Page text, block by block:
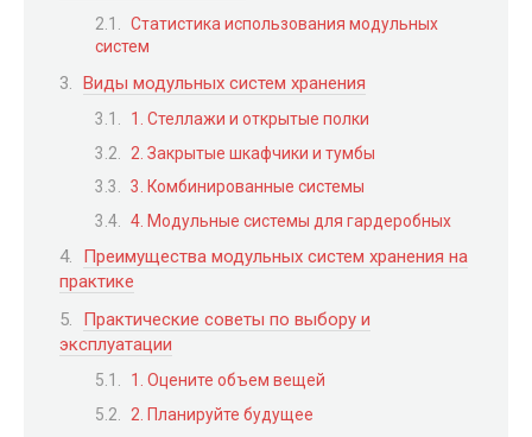
Статистика использования модульных
систем
Виды модульных систем хранения
1. Стеллажи и открытые полки
2. Закрытые шкафчики и тумбы
3. Комбинированные системы
4. Модульные системы для гардеробных
Преимущества модульных систем хранения на
практике
Практические советы по выбору и
эксплуатации
1. Оцените объем вещей
2. Планируйте будущее